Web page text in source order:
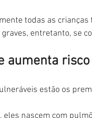
todas as crianças
entretanto, se
aumenta
estão os
eles nascem com